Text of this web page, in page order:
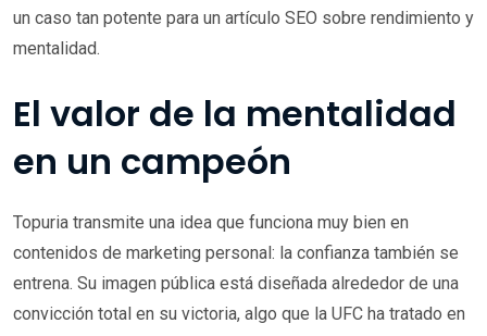
un caso tan potente para un artículo SEO sobre rendimiento y
mentalidad.
El valor de la mentalidad
en un campeón
Topuria transmite una idea que funciona muy bien en
contenidos de marketing personal: la confianza también se
entrena. Su imagen pública está diseñada alrededor de una
convicción total en su victoria, algo que la UFC ha tratado en